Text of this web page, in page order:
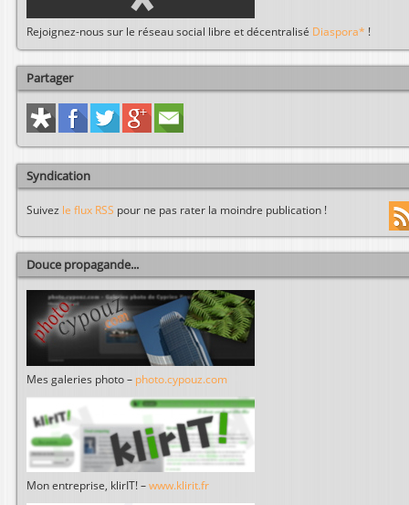
Rejoignez-nous sur le réseau social libre et décentralisé Diaspora* !
Partager
Syndication
Suivez le flux RSS pour ne pas rater la moindre publication !
Douce propagande...
Mes galeries photo – photo.cypouz.com
Mon entreprise, klirIT! – www.klirit.fr